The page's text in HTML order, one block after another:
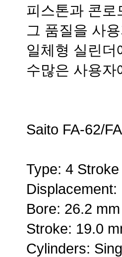
피스톤과 콘로
그 품질을 사
일체형 실린
수많은 사용
Saito FA-62/
Type: 4 Stroke
Bore: 26.2 mm
Stroke: 19.0
Cylinders: